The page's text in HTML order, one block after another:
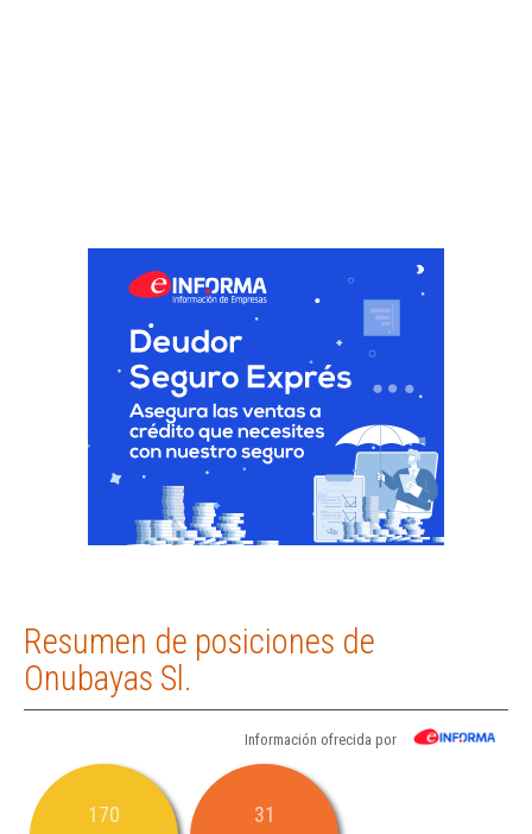
Resumen de posiciones de
Onubayas Sl.
Información ofrecida por
170 31